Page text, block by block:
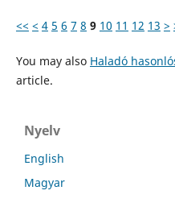
<< < 4 5 6 7 8 9 10 11 12 13 >
You may also Haladó
article.
Nyelv
English
Magyar